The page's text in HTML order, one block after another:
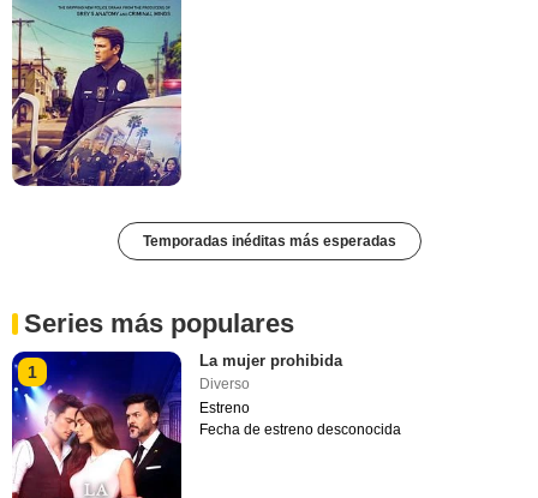
Temporadas inéditas más esperadas
Series más populares
1
La mujer prohibida
Diverso
Estreno
Fecha de estreno desconocida